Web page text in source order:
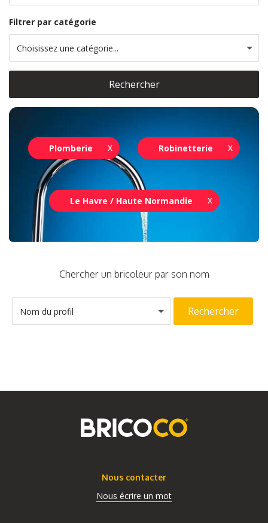
Plomberie Robinetterie
Le Havre / Haute Normandie
Filtrer par catégorie
Choisissez une catégorie...
Rechercher
Chercher un bricoleur par son nom
Nom du profil Rechercher
Nous contacter
Nous écrire un mot